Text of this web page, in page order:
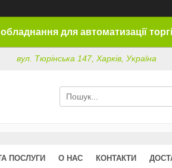
для автоматизації
вул. Тюрінська 147, Харків, Україна
ПОСЛУГИ О НАС КОНТАКТИ